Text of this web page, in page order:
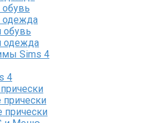
одежда
обувь
одежда
Sims 4
4
прически